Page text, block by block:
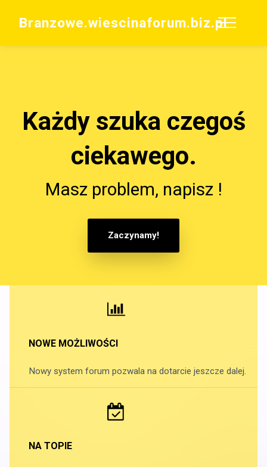
Branzowe.wiescinaforum.biz.pl
Każdy szuka czegoś
ciekawego.
Masz problem, napisz !
Zaczynamy!
NOWE MOŻLIWOŚCI
Nowy system forum pozwala na dotarcie jeszcze dalej.
NA TOPIE